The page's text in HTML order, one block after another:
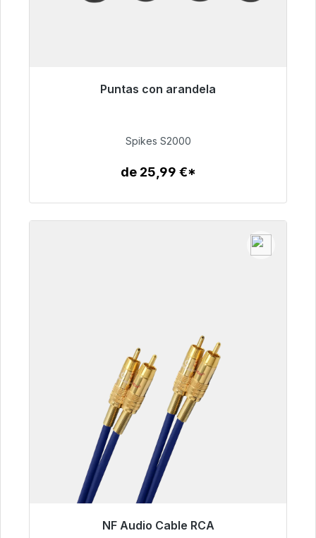
Puntas con arandela
Listo para envío inmediato, plazo de entrega
51,49 €
Spikes S2000
de 25,99 €*
NF Audio Cable RCA
Listo para envío inmediato, plazo de entrega